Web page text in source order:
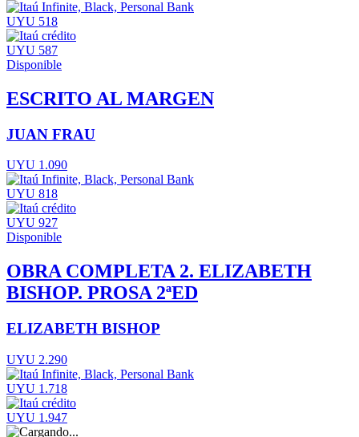
UYU 518
UYU 587
Disponible
ESCRITO AL MARGEN
JUAN FRAU
UYU 1.090
UYU 818
UYU 927
Disponible
OBRA COMPLETA 2. ELIZABETH
BISHOP. PROSA 2ªED
ELIZABETH BISHOP
UYU 2.290
UYU 1.718
UYU 1.947